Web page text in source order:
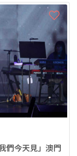
們今天見」澳門